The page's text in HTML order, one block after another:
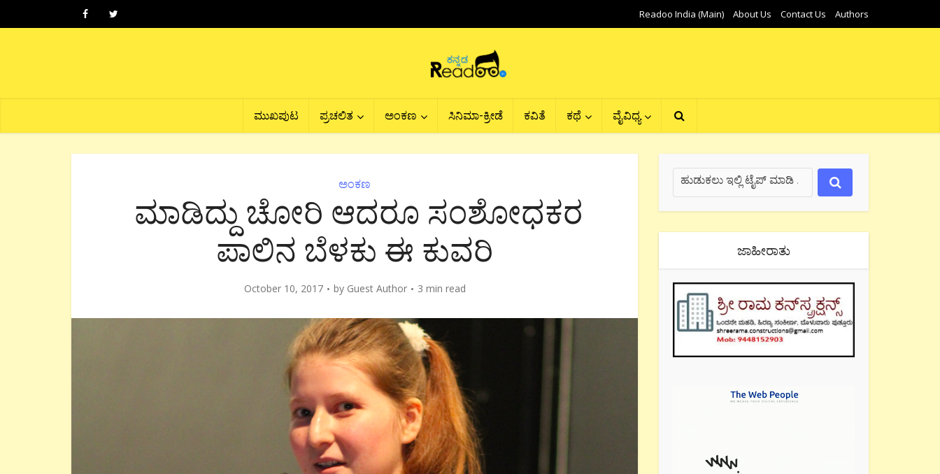
Readoo India (Main) About Us Contact Us Authors
ಮುಖಪುಟ ಪ್ರಚಲಿತ ಅಂಕಣ ಸಿನಿಮಾ-ಕ್ರೀಡೆ ಕವಿತೆ ಕಥೆ ವೈವಿಧ್ಯ
ಅಂಕಣ
ಮಾಡಿದ್ದು ಚೋರಿ ಆದರೂ ಸಂಶೋಧಕರ
ಪಾಲಿನ ಬೆಳಕು ಈ ಕುವರಿ
October 10, 2017 by Guest Author 3 min read
ಜಾಹೀರಾತು